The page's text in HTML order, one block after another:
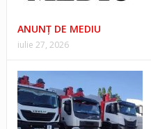
ANUNŢ DE MEDIU
iulie 27, 2026